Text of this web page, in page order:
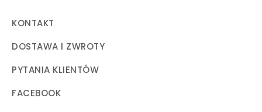
KONTAKT
DOSTAWA I ZWROTY
PYTANIA KLIENTÓW
FACEBOOK